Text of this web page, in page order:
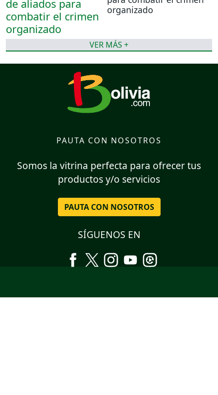
organizado
VER MÁS +
PAUTA CON NOSOTROS
Somos la vitrina perfecta para ofrecer tus
productos y/o servicios
PAUTA CON NOSOTROS
SÍGUENOS EN